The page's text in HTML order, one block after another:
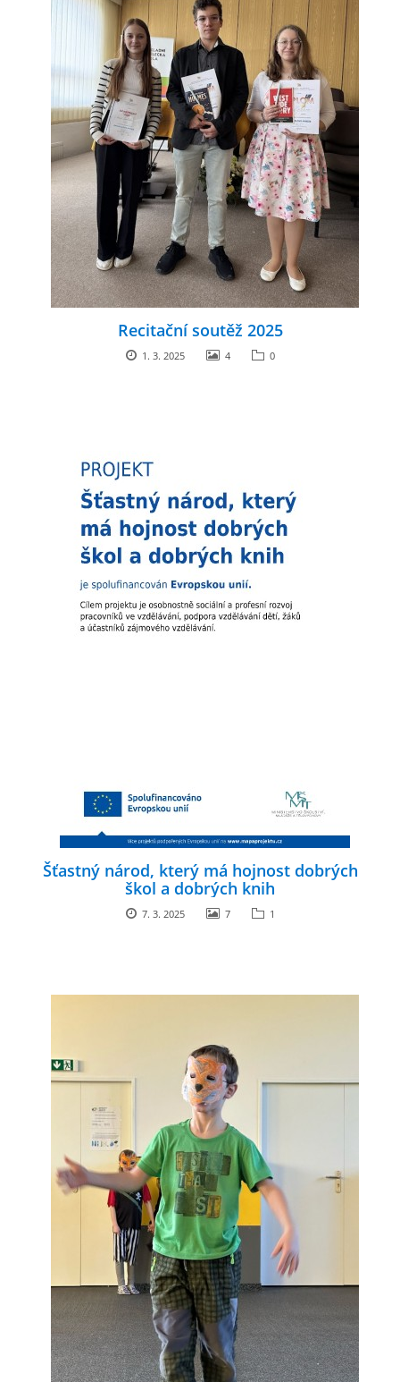
Recitační soutěž 2025
1. 3. 2025 4 0
Šťastný národ, který má hojnost dobrých
škol a dobrých knih
7. 3. 2025 7 1